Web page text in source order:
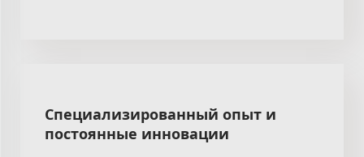
Специализированный опыт и
постоянные инновации